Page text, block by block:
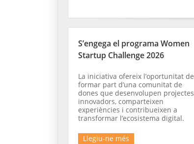
S’engega el programa Women
Startup Challenge 2026
La iniciativa ofereix l’oportunitat de
formar part d’una comunitat de
dones que desenvolupen projectes
innovadors, comparteixen
experiències i contribueixen a
transformar l’ecosistema digital.
Llegiu-ne més